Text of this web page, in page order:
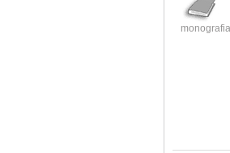
monografia